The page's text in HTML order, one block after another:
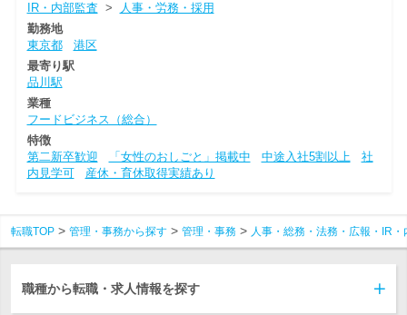
IR・内部監査 >
人事・労務・採用
勤務地
東京都
港区
最寄り駅
品川駅
業種
フードビジネス（総合）
特徴
第二新卒歓迎
「女性のおしごと」掲載中 中途入社5割以上
社
内見学可
産休・育休取得実績あり
転職TOP 管理・事務から探す 管理・事務 人事・総務・法務・広報・IR・
職種から転職・求人情報を探す